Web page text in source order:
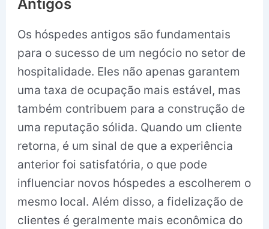
Antigos
Os hóspedes antigos são fundamentais
para o sucesso de um negócio no setor de
hospitalidade. Eles não apenas garantem
uma taxa de ocupação mais estável, mas
também contribuem para a construção de
uma reputação sólida. Quando um cliente
retorna, é um sinal de que a experiência
anterior foi satisfatória, o que pode
influenciar novos hóspedes a escolherem o
mesmo local. Além disso, a fidelização de
clientes é geralmente mais econômica do